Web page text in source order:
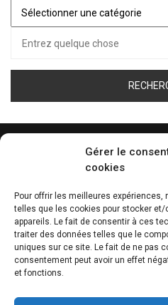
Gérer le
cookies
Pour offrir les meilleures
telles que les cookies pour stocker
appareils. Le fait de consentir à ces
traiter des données telles que le
uniques sur ce site. Le fait de ne pas
consentement peut avoir un effet
et fonctions.
pour
pour :
ÉCOUTEZ LA WEB RADIO
0:00